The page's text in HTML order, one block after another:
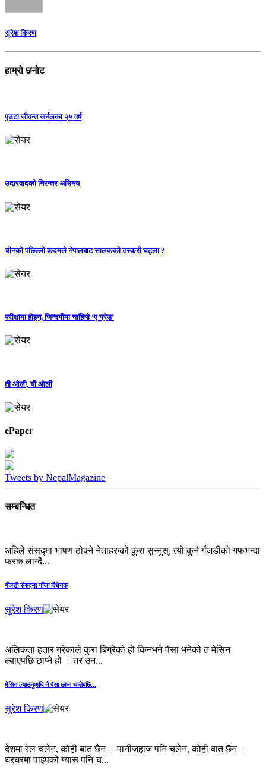
सुरेश किरण
हाम्रो छनोट
एउटा जीवन्त जर्नलका २५ वर्ष
उदारवादको निरन्तर अभिनय
चीनको पछिल्लो कदमले नेपालबाट सालकको तस्करी घट्ला ?
परीक्षामा होइन, जिन्दगीमा चाहियो ‘ए ग्रेड’
ती ओली, यी ओली
ePaper
Tweets by NepalMagazine
सम्बन्धित
अहिले संसद्‍मा भाषण ठोक्‍ने नेताहरुको कुरा सुन्‍नुस्, त्यो कुनै गँजडीको गफभन्दा
फरक लाग्दै...
गँजडी संसद्‍मा गाँजा विधेयक
सुरेश किरण
अलिकता हतार गरेकाले कुरा बिग्रेको हो किनभने पैसा भनेको त मेसिन
ल्याएपछि छाप्‍ने हो । तर उन...
मेसिन ल्याउनुअघि नै पैसा छाप्‍न थालेपछि...
सुरेश किरण
देशमा रेल चलेन, कोही बात छैन । पानीजहाज पनि चलेन, कोही बात छैन ।
घरघरमा पाइपको ग्यास पनि च...